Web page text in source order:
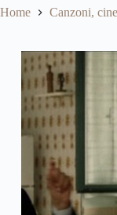
Home Canzoni,